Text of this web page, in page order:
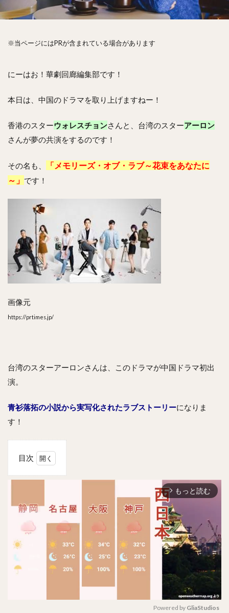
※当ページにはPRが含まれている場合があります
にーはお！華劇回廊編集部です！
本日は、中国のドラマを取り上げますねー！
香港のスターウォレスチョンさんと、台湾のスターアーロン
さんが夢の共演をするのです！
その名も、 「 メモリーズ・オブ・ラブ～花束をあなたに
～」 です！
画像元
https://prtimes.jp/
台湾のスターアーロンさんは、このドラマが中国ドラマ初出
演。
青衫落拓の小説から実写化されたラブストーリーになりま
す！
目次
メモ
ズ・
オ
ラブ
～花
束を
たに
arrow_forward_ios もっと読む
Powered by GliaStudios